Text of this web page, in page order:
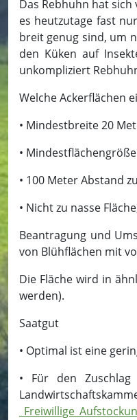
Das Rebhuhn hat
es heutzutage fast
breit genug sind, um
den Küken auf
unkompliziert
Welche Ackerflächen
• Mindestbreite 20
•
• 100 Meter Abstand
• Nicht zu nasse
Beantragung und
von Blühflächen mit
Die Fläche wird in
werden).
Saatgut
• Optimal ist eine
• Für den